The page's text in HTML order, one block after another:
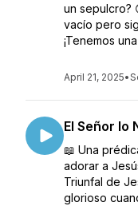
un sepulcro?
vacío pero
¡Tenemos
April 21, 2025•
El Señor lo
📖 Una
adorar a
Triunfal de
glorioso